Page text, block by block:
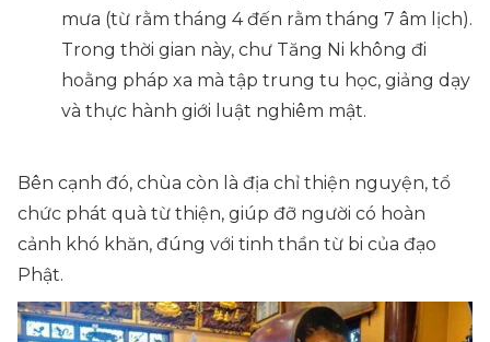
mưa (từ rằm tháng 4 đến rằm tháng 7 âm lịch).
Trong thời gian này, chư Tăng Ni không đi
hoằng pháp xa mà tập trung tu học, giảng dạy
và thực hành giới luật nghiêm mật.
Bên cạnh đó, chùa còn là địa chỉ thiện nguyện, tổ
chức phát quà từ thiện, giúp đỡ người có hoàn
cảnh khó khăn, đúng với tinh thần từ bi của đạo
Phật.